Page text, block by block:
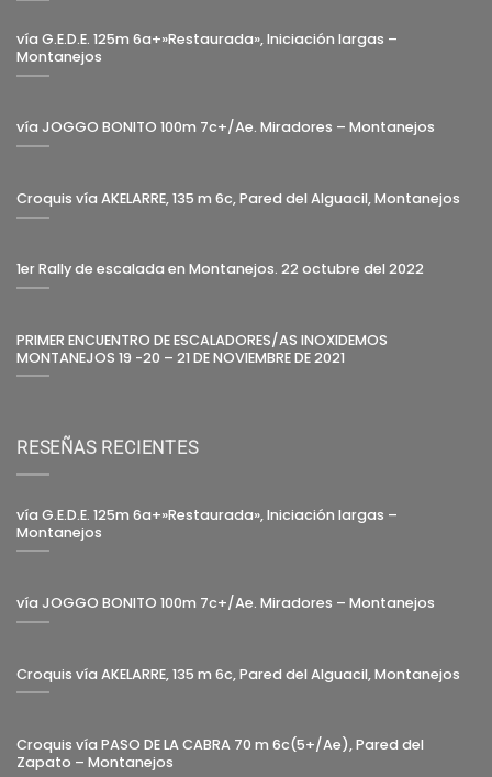
vía G.E.D.E. 125m 6a+»Restaurada», Iniciación largas –
Montanejos
vía JOGGO BONITO 100m 7c+/Ae. Miradores – Montanejos
Croquis vía AKELARRE, 135 m 6c, Pared del Alguacil, Montanejos
1er Rally de escalada en Montanejos. 22 octubre del 2022
PRIMER ENCUENTRO DE ESCALADORES/AS INOXIDEMOS
MONTANEJOS 19 -20 – 21 DE NOVIEMBRE DE 2021
RESEÑAS RECIENTES
vía G.E.D.E. 125m 6a+»Restaurada», Iniciación largas –
Montanejos
vía JOGGO BONITO 100m 7c+/Ae. Miradores – Montanejos
Croquis vía AKELARRE, 135 m 6c, Pared del Alguacil, Montanejos
Croquis vía PASO DE LA CABRA 70 m 6c(5+/Ae), Pared del
Zapato – Montanejos